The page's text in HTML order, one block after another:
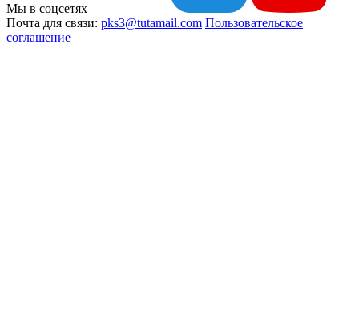
Мы в соцсетях
Почта для связи: pks3@tutamail.com Пользовательское
соглашение